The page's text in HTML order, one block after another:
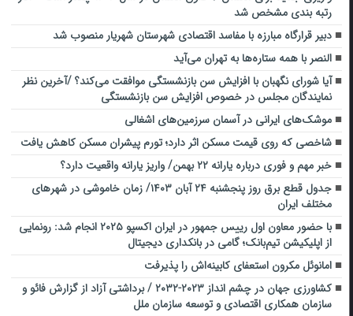
رتبه بندی مشخص شد
دبیر قرارگاه مبارزه با مفاسد اقتصادی شهرستان شهریار منصوب شد
النصر با همه ستاره‌ها به تهران می‌آید
آیا شورای نگهبان با افزایش سن بازنشستگی موافقت می‌کند؟ /آخرین نظر
نمایندگان مجلس در خصوص افزایش سن بازنشستگی
موشک‌های ایرانی در آسمان سرزمین‌های اشغالی
شاخصی که روی قیمت مسکن اثر دارد؛ تورم پیشران مسکن کاهش یافت
خبر مهم و فوری درباره یارانه ۲۲ بهمن/ واریز یارانه واقعیت دارد؟
جدول قطع برق روز پنجشنبه ۲۴ آبان ۱۴۰۳/ زمان خاموشی در شهرهای
مختلف ایران
با حضور معاون اول رییس جمهور در ایران اکسپو ۲۰۲۵ انجام شد: رونمایی
از اپلیکیشن تیم‌بانک؛ گامی در بانکداری دیجیتال
امانوئل مکرون استعفای کابینه‌اش را پذیرفت
کشاورزی جهان در چشم انداز ۲۰۲۳-۲۰۳۲ / برداشتی آزاد از گزارش فائو و
سازمان همکاری اقتصادی و توسعه سازمان ملل